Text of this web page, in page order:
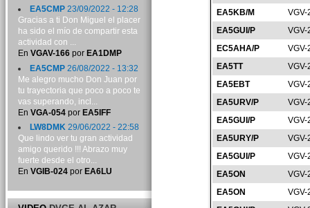
EA5KB/M
VGV-
EA5GUI/P
VGV-
EC5AHA/P
VGV-
EA5TT
VGV-
EA5EBT
VGV-
EA5URV/P
VGV-
EA5GUI/P
VGV-
EA5URY/P
VGV-
EA5GUI/P
VGV-
EA5ON
VGV-
EA5ON
VGV-
EA5CMP23/09/2022 - 12:28
Gracias a ti Don Miguel el placer
ha sido el mío de compartir esta
actividad con ...
En VGAV-166por EA1DMP
EA5CMP26/08/2022 - 13:32
Me alegro mucho Don Juan por
tu trayectoria que poco a poco te
vas superando, incl...
En VGA-054por EA5IFF
LW8DMK29/06/2022 - 22:58
Que lindo ver tu gran actividad
amigo querido !!! Abrazo muy
fuerte desde el otro...
En VGIB-024por EA6LU